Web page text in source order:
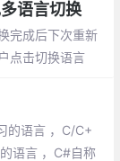
语言切换
完成后下次重新
点击切换语言
的语言 ，C/C+
语言 ，C#自称